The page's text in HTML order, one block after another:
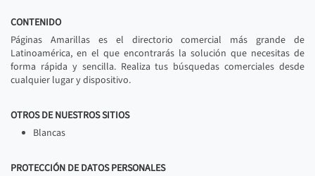
CONTENIDO
Páginas Amarillas es el directorio comercial más grande de
Latinoamérica, en el que encontrarás la solución que necesitas de
forma rápida y sencilla. Realiza tus búsquedas comerciales desde
cualquier lugar y dispositivo.
OTROS DE NUESTROS SITIOS
Blancas
PROTECCIÓN DE DATOS PERSONALES